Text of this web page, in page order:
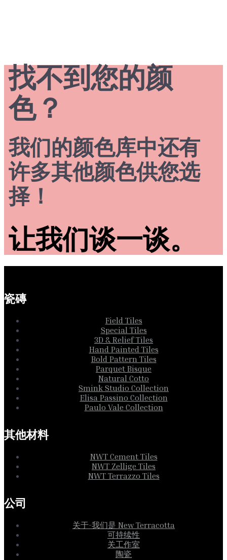
找不到您的颜
色？
我们的颜色库中还有
许多其他颜色供您选
择！
让我们谈一谈。
瓷磚
Field Tiles
Special Tiles
3D & Relief Tiles
Hand Painted Tiles
Bold Pattern Tiles
Parquet Bisque
Natural Cotto
Smink Studio Collection
Elisa Passino Collection
Paulo Vale Collection
其他材料
NWT Cement Tiles
NWT Zellige Tiles
NWT Terrazzo Tiles
公司
关于-我们是 New Terracotta
可持续性
关工作室
陶瓷